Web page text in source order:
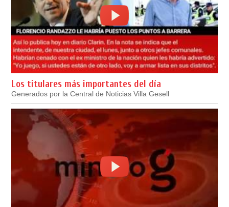
Los titulares más importantes del día
Generados por la Central de Noticias Villa Gesell